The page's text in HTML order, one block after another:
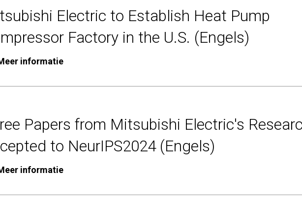
Electric to Establish Heat Pump
Factory in the U.S. (Engels)
informatie
Papers from Mitsubishi Electric's
to NeurIPS2024 (Engels)
informatie